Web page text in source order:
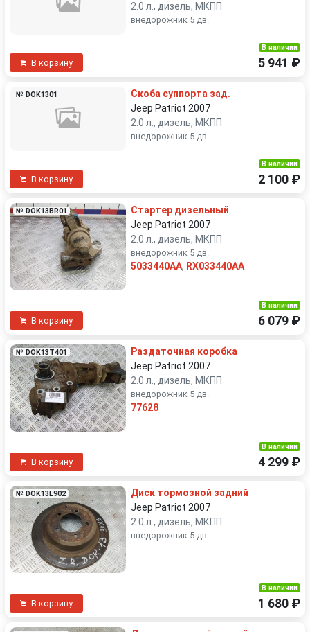
2.0 л., дизель, МКПП
внедорожник 5 дв.
В корзину
В наличии
5 941 ₽
№ DOK1301
Скоба суппорта зад.
Jeep Patriot 2007
2.0 л., дизель, МКПП
внедорожник 5 дв.
В корзину
В наличии
2 100 ₽
№ DOK13BR01
Стартер дизельный
Jeep Patriot 2007
2.0 л., дизель, МКПП
внедорожник 5 дв.
5033440AA, RX033440AA
В корзину
В наличии
6 079 ₽
№ DOK13T401
Раздаточная коробка
Jeep Patriot 2007
2.0 л., дизель, МКПП
внедорожник 5 дв.
77628
В корзину
В наличии
4 299 ₽
№ DOK13L902
Диск тормозной задний
Jeep Patriot 2007
2.0 л., дизель, МКПП
внедорожник 5 дв.
В корзину
В наличии
1 680 ₽